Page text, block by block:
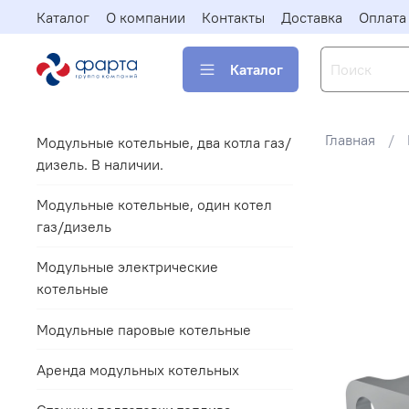
Каталог О компании Контакты Доставка Оплата
Каталог
Главная
Модульные котельные, два котла газ/
дизель. В наличии.
Модульные котельные, один котел
газ/дизель
Модульные электрические
котельные
Модульные паровые котельные
Аренда модульных котельных